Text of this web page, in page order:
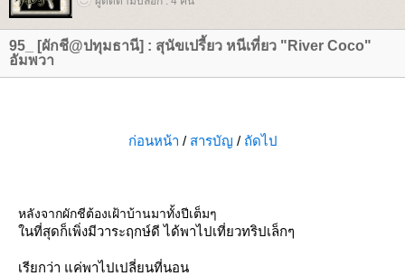
95_ [ผักชี@ปทุมธานี] : สุนัขเปรี้ยว หนีเที่ยว "River Coco"
อัมพวา
ก่อนหน้า / สารบัญ / ถัดไป
หลังจากผักชีต้องเฝ้าบ้านมาทั้งปีเต็มๆ
นที่สุดก็เพิ่งมีวาระฤกษ์ดี ได้พาไปเที่ยวทริปเล็กๆ
เรียกว่า แค่พาไปเปลี่ยนที่นอน